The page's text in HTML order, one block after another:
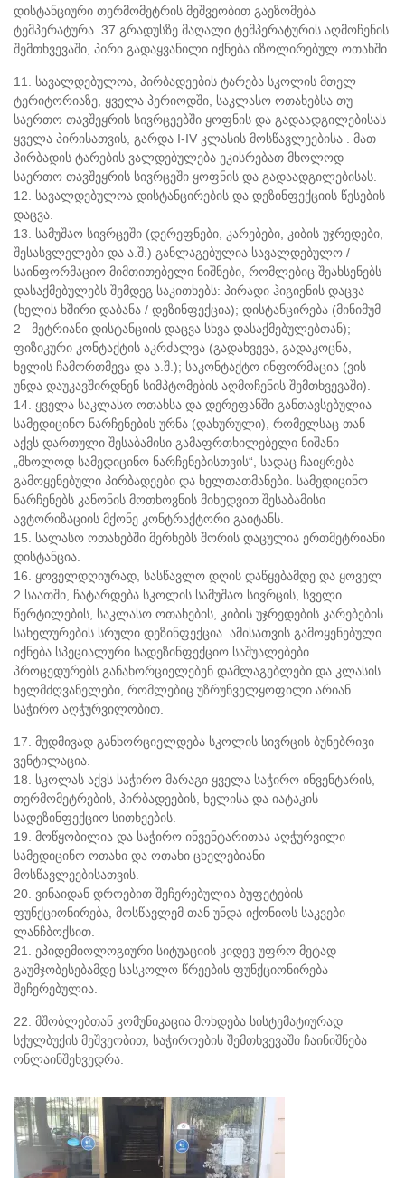
დისტანციური თერმომეტრის მეშვეობით გაეზომება
ტემპერატურა. 37 გრადუსზე მაღალი ტემპერატურის აღმოჩენის
შემთხვევაში, პირი გადაყვანილი იქნება იზოლირებულ ოთახში.
11. სავალდებულოა, პირბადეების ტარება სკოლის მთელ
ტერიტორიაზე, ყველა პერიოდში, საკლასო ოთახებსა თუ
საერთო თავშეყრის სივრცეებში ყოფნის და გადაადგილებისას
ყველა პირისათვის, გარდა I-IV კლასის მოსწავლეებისა . მათ
პირბადის ტარების ვალდებულება ეკისრებათ მხოლოდ
საერთო თავშეყრის სივრცეში ყოფნის და გადაადგილებისას.
12. სავალდებულოა დისტანცირების და დეზინფექციის წესების
დაცვა.
13. სამუშაო სივრცეში (დერეფნები, კარებები, კიბის უჯრედები,
შესასვლელები და ა.შ.) განლაგებულია სავალდებულო /
საინფორმაციო მიმთითებელი ნიშნები, რომლებიც შეახსენებს
დასაქმებულებს შემდეგ საკითხებს: პირადი ჰიგიენის დაცვა
(ხელის ხშირი დაბანა / დეზინფექცია); დისტანცირება (მინიმუმ
2– მეტრიანი დისტანციის დაცვა სხვა დასაქმებულებთან);
ფიზიკური კონტაქტის აკრძალვა (გადახვევა, გადაკოცნა,
ხელის ჩამორთმევა და ა.შ.); საკონტაქტო ინფორმაცია (ვის
უნდა დაუკავშირდნენ სიმპტომების აღმოჩენის შემთხვევაში).
14. ყველა საკლასო ოთახსა და დერეფანში განთავსებულია
სამედიცინო ნარჩენების ურნა (დახურული), რომელსაც თან
აქვს დართული შესაბამისი გამაფრთხილებელი ნიშანი
„მხოლოდ სამედიცინო ნარჩენებისთვის“, სადაც ჩაიყრება
გამოყენებული პირბადეები და ხელთათმანები. სამედიცინო
ნარჩენებს კანონის მოთხოვნის მიხედვით შესაბამისი
ავტორიზაციის მქონე კონტრაქტორი გაიტანს.
15. სალასო ოთახებში მერხებს შორის დაცულია ერთმეტრიანი
დისტანცია.
16. ყოველდღიურად, სასწავლო დღის დაწყებამდე და ყოველ
2 საათში, ჩატარდება სკოლის სამუშაო სივრცის, სველი
წერტილების, საკლასო ოთახების, კიბის უჯრედების კარებების
სახელურების სრული დეზინფექცია. ამისათვის გამოყენებული
იქნება სპეციალური სადეზინფექციო საშუალებები .
პროცედურებს განახორციელებენ დამლაგებლები და კლასის
ხელმძღვანელები, რომლებიც უზრუნველყოფილი არიან
საჭირო აღჭურვილობით.
17. მუდმივად განხორციელდება სკოლის სივრცის ბუნებრივი
ვენტილაცია.
18. სკოლას აქვს საჭირო მარაგი ყველა საჭირო ინვენტარის,
თერმომეტრების, პირბადეების, ხელისა და იატაკის
სადეზინფექციო სითხეების.
19. მოწყობილია და საჭირო ინვენტარითაა აღჭურვილი
სამედიცინო ოთახი და ოთახი ცხელებიანი
მოსწავლეებისათვის.
20. ვინაიდან დროებით შეჩერებულია ბუფეტების
ფუნქციონირება, მოსწავლემ თან უნდა იქონიოს საკვები
ლანჩბოქსით.
21. ეპიდემიოლოგიური სიტუაციის კიდევ უფრო მეტად
გაუმჯობესებამდე სასკოლო წრეების ფუნქციონირება
შეჩერებულია.
22. მშობლებთან კომუნიკაცია მოხდება სისტემატიურად
სქულბუქის მეშვეობით, საჭიროების შემთხვევაში ჩაინიშნება
ონლაინშეხვედრა.